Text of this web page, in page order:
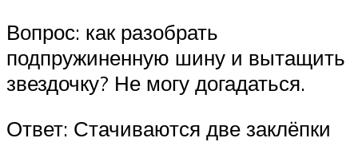
Вопрос: как разобрать
подпружиненную шину и вытащить
звездочку? Не могу догадаться.
Ответ: Стачиваются две заклёпки